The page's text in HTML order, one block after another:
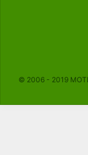
© 2006 - 2019